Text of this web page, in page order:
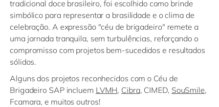
tradicional doce brasileiro, foi escolhido como brinde
simbólico para representar a brasilidade e o clima de
celebração. A expressão "céu de brigadeiro" remete a
uma jornada tranquila, sem turbulências, reforçando o
compromisso com projetos bem-sucedidos e resultados
sólidos.
Alguns dos projetos reconhecidos com o Céu de
Brigadeiro SAP incluem LVMH, Cibra, CIMED, SouSmile,
Fcamara, e muitos outros!